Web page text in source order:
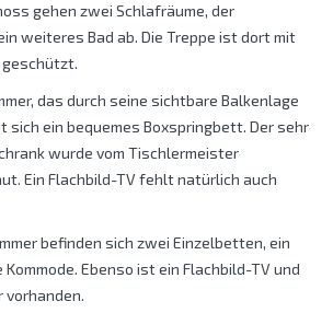
gehen zwei Schlafräume, der
weiteres Bad ab. Die Treppe ist dort mit
geschützt.
das durch seine sichtbare Balkenlage
ein bequemes Boxspringbett. Der sehr
wurde vom Tischlermeister
Ein Flachbild-TV fehlt natürlich auch
befinden sich zwei Einzelbetten, ein
Ebenso ist ein Flachbild-TV und
vorhanden.